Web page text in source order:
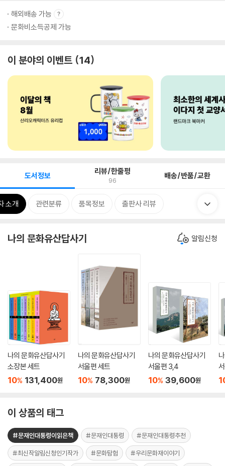
해외배송 가능
문화비소득공제 가능
이 분야의 이벤트 14
도서정보 리뷰/한줄평
96 배송/반품/교환
소개 관련분류 품목정보 출판사 리뷰
나의 문화유산답사기 알림신청
나의 문화유산답사기
소장본 세트
10% 131,400원
나의 문화유산답사기
서울편 세트
10% 78,300원
나의 문화유산답사기
서울편 3,4
10% 39,600원
이 상품의 태그
#문재인대통령이읽은책 #문재인대통령 #문재인대통령추천
#최신작알림신청인기작가 #문화탐험 #우리문화재이야기